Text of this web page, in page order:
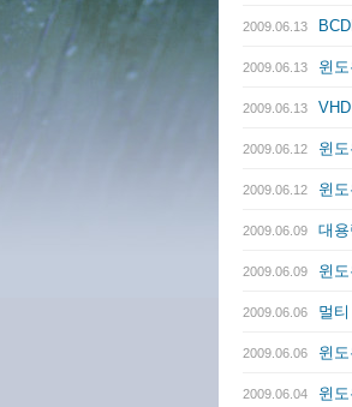
2009.06.13
2009.06.13 윈
2009.06.13
2009.06.12 윈
2009.06.12 윈
2009.06.09 대
2009.06.09 윈
2009.06.06 멀
2009.06.06 윈
2009.06.04 윈